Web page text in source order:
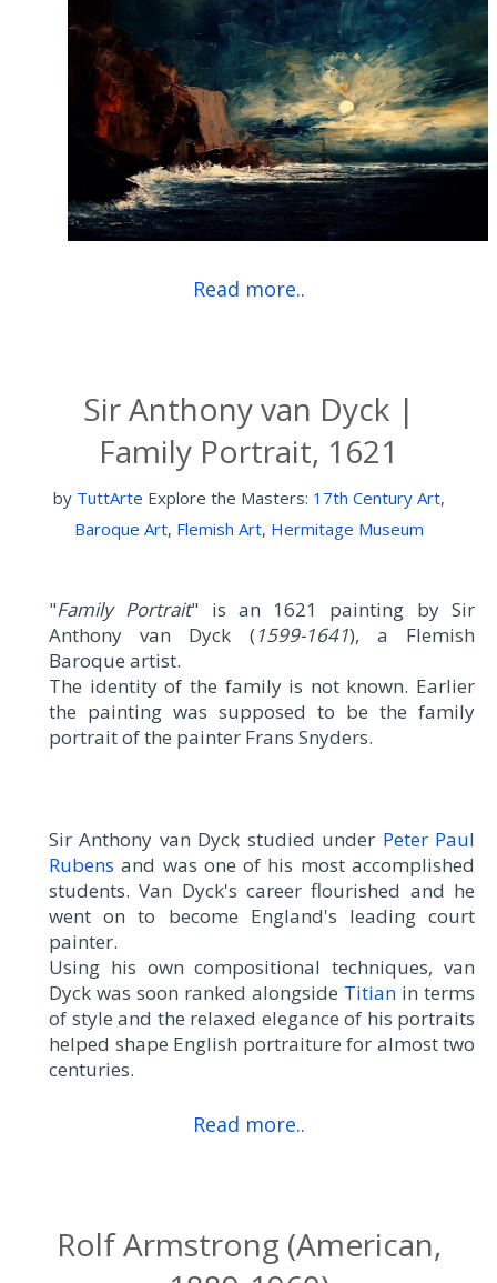
Read more..
Sir Anthony van Dyck |
Family Portrait, 1621
by TuttArte Explore the Masters: 17th Century Art,
Baroque Art, Flemish Art, Hermitage Museum
"Family Portrait" is an 1621 painting by Sir
Anthony van Dyck (1599-1641), a Flemish
Baroque artist.
The identity of the family is not known. Earlier
the painting was supposed to be the family
portrait of the painter Frans Snyders.